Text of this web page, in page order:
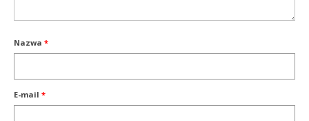
Nazwa *
E-mail *